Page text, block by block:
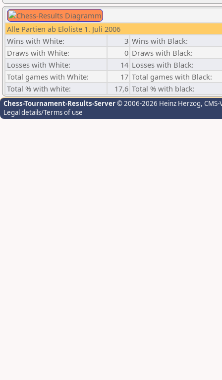
Alle Partien ab Eloliste 1. Juli 2006
Wins with White:
3 Wins with Black:
Draws with White:
0 Draws with Black:
Losses with White:
14 Losses with Black:
Total games with White:
17 Total games with Black:
Total % with white:
17,6 Total % with black:
Chess-Tournament-Results-Server© 2006-2026 Heinz Herzog,
Legal details/Terms of use